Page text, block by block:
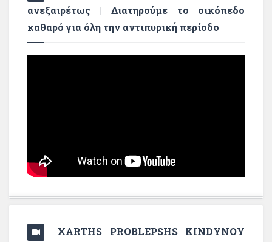
ανεξαιρέτως | Διατηρούμε το οικόπεδο
καθαρό για όλη την αντιπυρική περίοδο
XARTHS PROBLEPSHS KINDYNOY